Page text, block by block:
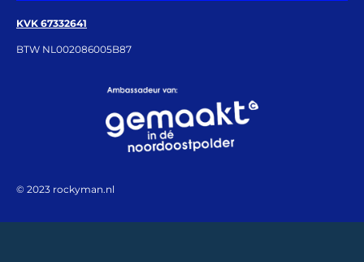
KVK 67332641
BTW NL002086005B87
© 2023 rockyman.nl